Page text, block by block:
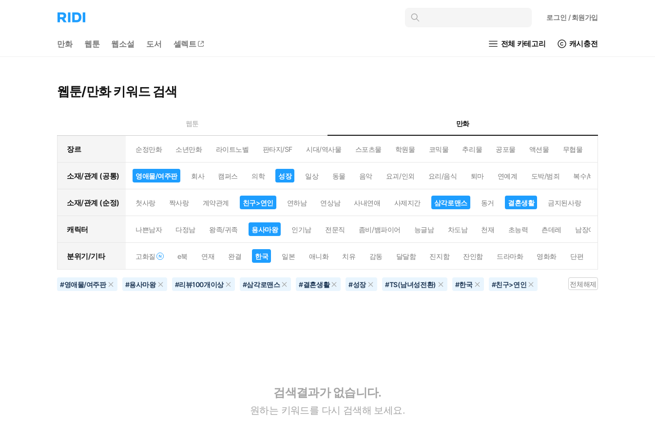
리
디
으
인
로그인 / 회원가입
만화 웹툰 웹소설 도서 셀렉트 전체 카테고리 캐시충전
웹툰/만화 키워드 검색
웹툰 만화
장르 순정만화 소년만화 라이트노벨 판타지/SF 시대/역사물 스포츠물 학원물 코믹물 추리물 공포물 액션물 무협물
소재/관계 (공통) 영애물/여주판 회사 캠퍼스 의학 성장 일상 동물 음악 요괴/인외 요리/음식 퇴마 연예계 도박/범죄 복수/배신
소재/관계 (순정) 첫사랑 짝사랑 계약관계 친구>연인 연하남 연상남 사내연애 사제지간 삼각로맨스 동거 결혼생활 금지된사랑
캐릭터 나쁜남자 다정남 왕족/귀족 용사마왕 인기남 전문직 좀비/뱀파이어 능글남 차도남 천재 초능력 츤데레 남장여자
분위기/기타 고화질 e북 연재 완결 한국 일본 애니화 치유 감동 달달함 진지함 잔인함 드라마화 영화화 단편
#영애물/여주판 #용사마왕 #리뷰100개이상 #삼각로맨스 #결혼생활 #성장 #TS(남녀성전환) #한국 #친구>연인 전체해제
검색결과가 없습니다.
원하는 키워드를 다시 검색해 보세요.